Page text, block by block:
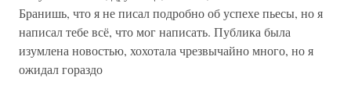
Бранишь, что я не писал подробно об успехе пьесы, но я
написал тебе всё, что мог написать. Публика была
изумлена новостью, хохотала чрезвычайно много, но я
ожидал гораздо